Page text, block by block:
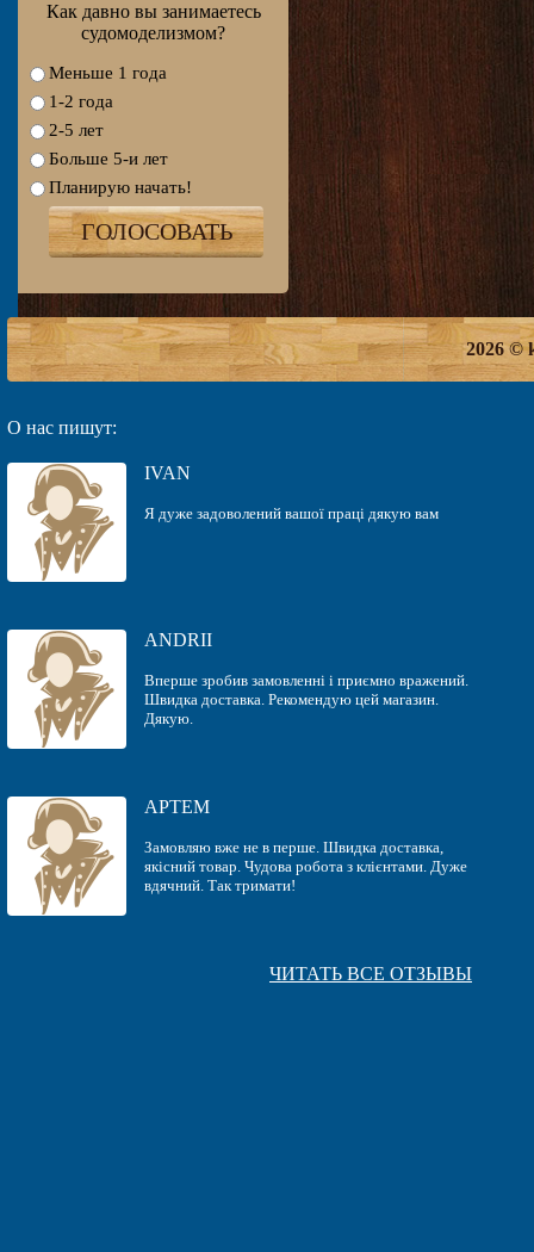
Как давно вы занимаетесь
судомоделизмом?
Меньше 1 года
1-2 года
2-5 лет
Больше 5-и лет
Планирую начать!
ГОЛОСОВАТЬ
2026 ©
О нас пишут:
IVAN
Я дуже задоволений вашої праці дякую вам
ANDRII
Вперше зробив замовленні і приємно вражений.
Швидка доставка. Рекомендую цей магазин.
Дякую.
АРТЕМ
Замовляю вже не в перше. Швидка доставка,
якiсний товар. Чудова робота з клiєнтами. Дуже
вдячний. Так тримати!
ЧИТАТЬ ВСЕ ОТЗЫВЫ